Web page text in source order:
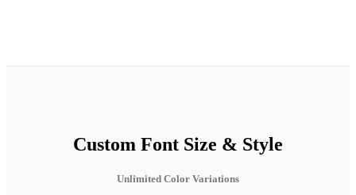
Custom Font Size & Style
Unlimited Color Variations